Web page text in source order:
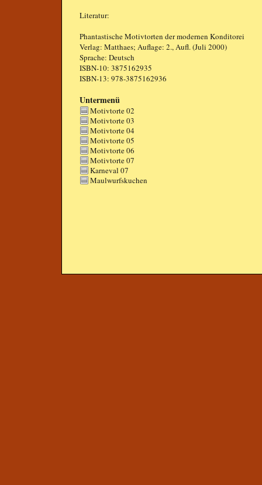
Literatur:
Phantastische Motivtorten der modernen Konditorei
Verlag: Matthaes; Auflage: 2., Aufl. (Juli 2000)
Sprache: Deutsch
ISBN-10: 3875162935
ISBN-13: 978-3875162936
Untermenü
Motivtorte 02
Motivtorte 03
Motivtorte 04
Motivtorte 05
Motivtorte 06
Motivtorte 07
Karneval 07
Maulwurfskuchen